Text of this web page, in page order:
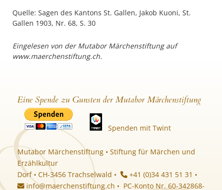
Quelle: Sagen des Kantons St. Gallen, Jakob Kuoni, St.
Gallen 1903, Nr. 68, S. 30
Eingelesen von der Mutabor Märchenstiftung auf
www.maerchenstiftung.ch.
Eine Spende zu Gunsten der Mutabor Märchenstiftung
Spenden mit Twint
Mutabor Märchenstiftung • Stiftung für Märchen und
Erzählkultur
Dorf • CH-3456 Trachselwald •
+41 (0)34 431 51 31 •
info@maerchenstiftung.ch • PC-Konto Nr. 60-342868-